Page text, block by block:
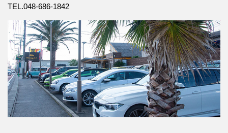
TEL.048-686-1842